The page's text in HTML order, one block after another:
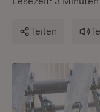
Teilen